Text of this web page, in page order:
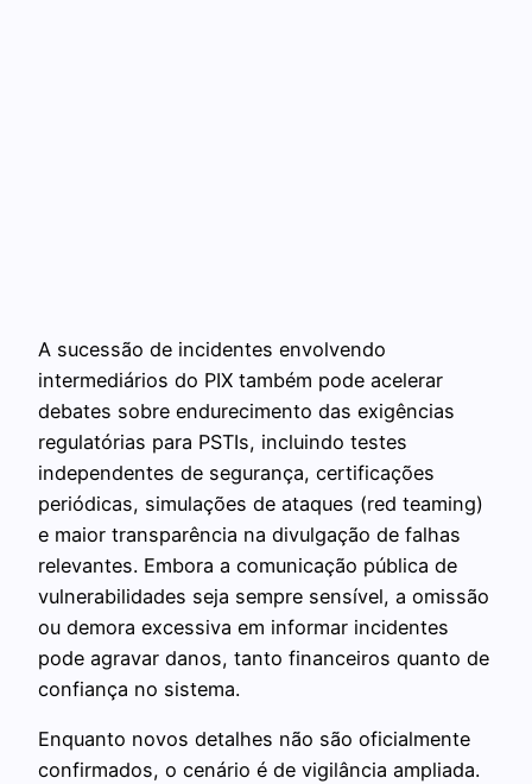
A sucessão de incidentes envolvendo
intermediários do PIX também pode acelerar
debates sobre endurecimento das exigências
regulatórias para PSTIs, incluindo testes
independentes de segurança, certificações
periódicas, simulações de ataques (red teaming)
e maior transparência na divulgação de falhas
relevantes. Embora a comunicação pública de
vulnerabilidades seja sempre sensível, a omissão
ou demora excessiva em informar incidentes
pode agravar danos, tanto financeiros quanto de
confiança no sistema.
Enquanto novos detalhes não são oficialmente
confirmados, o cenário é de vigilância ampliada.